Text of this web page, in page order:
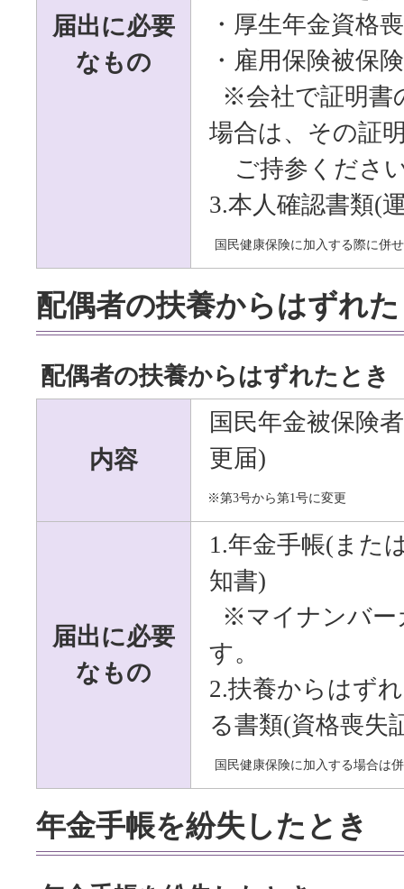
届出に必要
なもの
・厚生年金資格
・雇用保険被保
※会社で証明書
場合は、その証
ご持参くださ
3.本人確認書類(
国民健康保険に加入する際に併
配偶者の扶養からはずれ
配偶者の扶養からはずれたとき
内容
国民年金被保険
更届)
※第3号から第1号に変更
届出に必要
なもの
1.年金手帳(また
知書)
※マイナンバー
す。
2.扶養からはず
る書類(資格喪失
国民健康保険に加入する場合は
年金手帳を紛失したとき